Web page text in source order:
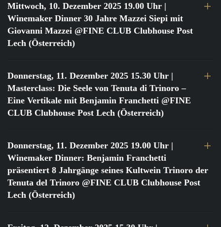
Mittwoch, 10. Dezember 2025 19.00 Uhr |
Winemaker Dinner 30 Jahre Mazzei Siepi mit
Giovanni Mazzei @FINE CLUB Clubhouse Post
Lech (Österreich)
Donnerstag, 11. Dezember 2025 15.30 Uhr |
Masterclass: Die Seele von Tenuta di Trinoro –
Eine Vertikale mit Benjamin Franchetti @FINE
CLUB Clubhouse Post Lech (Österreich)
Donnerstag, 11. Dezember 2025 19.00 Uhr |
Winemaker Dinner: Benjamin Franchetti
präsentiert 8 Jahrgänge seines Kultwein Trinoro der
Tenuta del Trinoro @FINE CLUB Clubhouse Post
Lech (Österreich)